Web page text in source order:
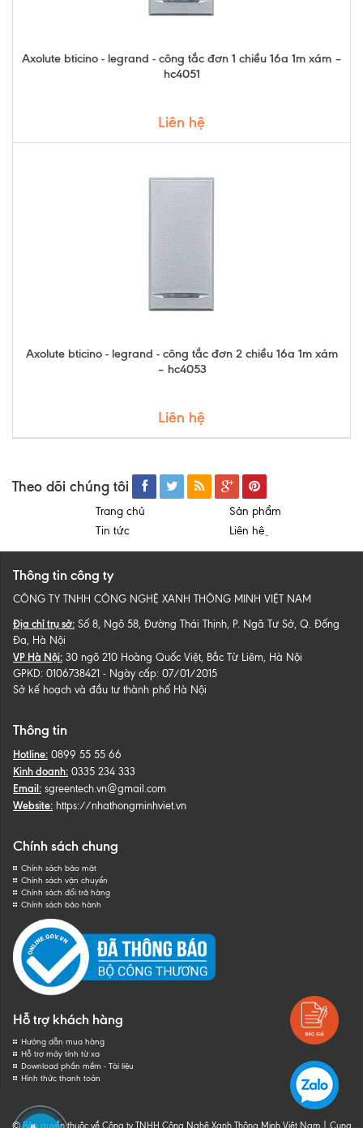
Axolute bticino - legrand - công tắc đơn 1 chiều 16a 1m xám –
hc4051
Liên hệ
Axolute bticino - legrand - công tắc đơn 2 chiều 16a 1m xám
– hc4053
Liên hệ
Theo dõi chúng tôi
Trang chủ
Sản phẩm
Tin tức
Liên hệ
Thông tin công ty
CÔNG TY TNHH CÔNG NGHỆ XANH THÔNG MINH VIỆT NAM
Địa chỉ trụ sở: Số 8, Ngõ 58, Đường Thái Thịnh, P. Ngã Tư Sở, Q. Đống
Đa, Hà Nội
VP Hà Nội: 30 ngõ 210 Hoàng Quốc Việt, Bắc Từ Liêm, Hà Nội
GPKD: 0106738421 - Ngày cấp: 07/01/2015
Sở kế hoạch và đầu tư thành phố Hà Nội
Thông tin
Hotline: 0899 55 55 66
Kinh doanh: 0335 234 333
Email: sgreentech.vn@gmail.com
Website: https://nhathongminhviet.vn
Chính sách chung
Chính sách bảo mật
Chính sách vận chuyển
Chính sách đổi trả hàng
Chính sách bảo hành
Hỗ trợ khách hàng
Hướng dẫn mua hàng
Hỗ trợ máy tính từ xa
Download phần mềm - Tài liệu
Hình thức thanh toán
© Bản quyền thuộc về Công ty TNHH Công Nghệ Xanh Thông Minh Việt Nam Cung